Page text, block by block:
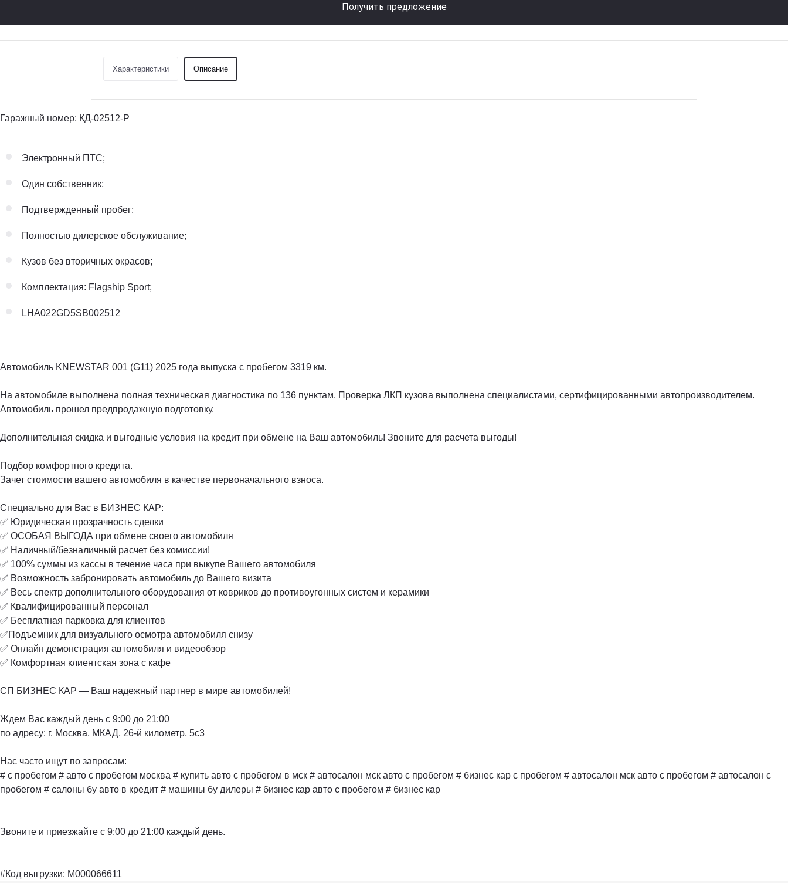
Получить предложение
Характеристики Описание
Гаражный номер: КД-02512-Р
Электронный ПТС;
Один собственник;
Подтвержденный пробег;
Полностью дилерское обслуживание;
Кузов без вторичных окрасов;
Комплектация: Flagship Sport;
LHA022GD5SB002512
Автомобиль KNEWSTAR 001 (G11) 2025 года выпуска с пробегом 3319 км.
На автомобиле выполнена полная техническая диагностика по 136 пунктам. Проверка ЛКП кузова выполнена специалистами, сертифицированными автопроизводителем.
Автомобиль прошел предпродажную подготовку.
Дополнительная скидка и выгодные условия на кредит при обмене на Ваш автомобиль! Звоните для расчета выгоды!
Подбор комфортного кредита.
Зачет стоимости вашего автомобиля в качестве первоначального взноса.
Специально для Вас в БИЗНЕС КАР:
✅ Юридическая прозрачность сделки
✅ ОСОБАЯ ВЫГОДА при обмене своего автомобиля
✅ Наличный/безналичный расчет без комиссии!
✅ 100% суммы из кассы в течение часа при выкупе Вашего автомобиля
✅ Возможность забронировать автомобиль до Вашего визита
✅ Весь спектр дополнительного оборудования от ковриков до противоугонных систем и керамики
✅ Квалифицированный персонал
✅ Бесплатная парковка для клиентов
✅Подъемник для визуального осмотра автомобиля снизу
✅ Онлайн демонстрация автомобиля и видеообзор
✅ Комфортная клиентская зона с кафе
СП БИЗНЕС КАР — Ваш надежный партнер в мире автомобилей!
Ждем Вас каждый день с 9:00 до 21:00
по адресу: г. Москва, МКАД, 26-й километр, 5с3
Нас часто ищут по запросам:
# с пробегом # авто с пробегом москва # купить авто с пробегом в мск # автосалон мск авто с пробегом # бизнес кар с пробегом # автосалон мск авто с пробегом # автосалон с
пробегом # салоны бу авто в кредит # машины бу дилеры # бизнес кар авто с пробегом # бизнес кар
Звоните и приезжайте с 9:00 до 21:00 каждый день.
#Код выгрузки: M000066611